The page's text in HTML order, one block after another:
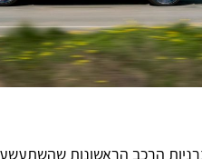
הרכב הראשונות